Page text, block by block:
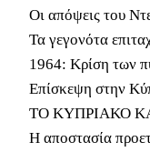
Οι απόψεις του
Τα γεγονότα
1964: Κρίση των
Επίσκεψη στην
ΤΟ ΚΥΠΡΙΑΚΟ
Η αποστασία